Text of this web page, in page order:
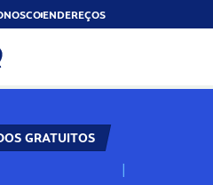
ENDEREÇOS
GRATUITOS
N